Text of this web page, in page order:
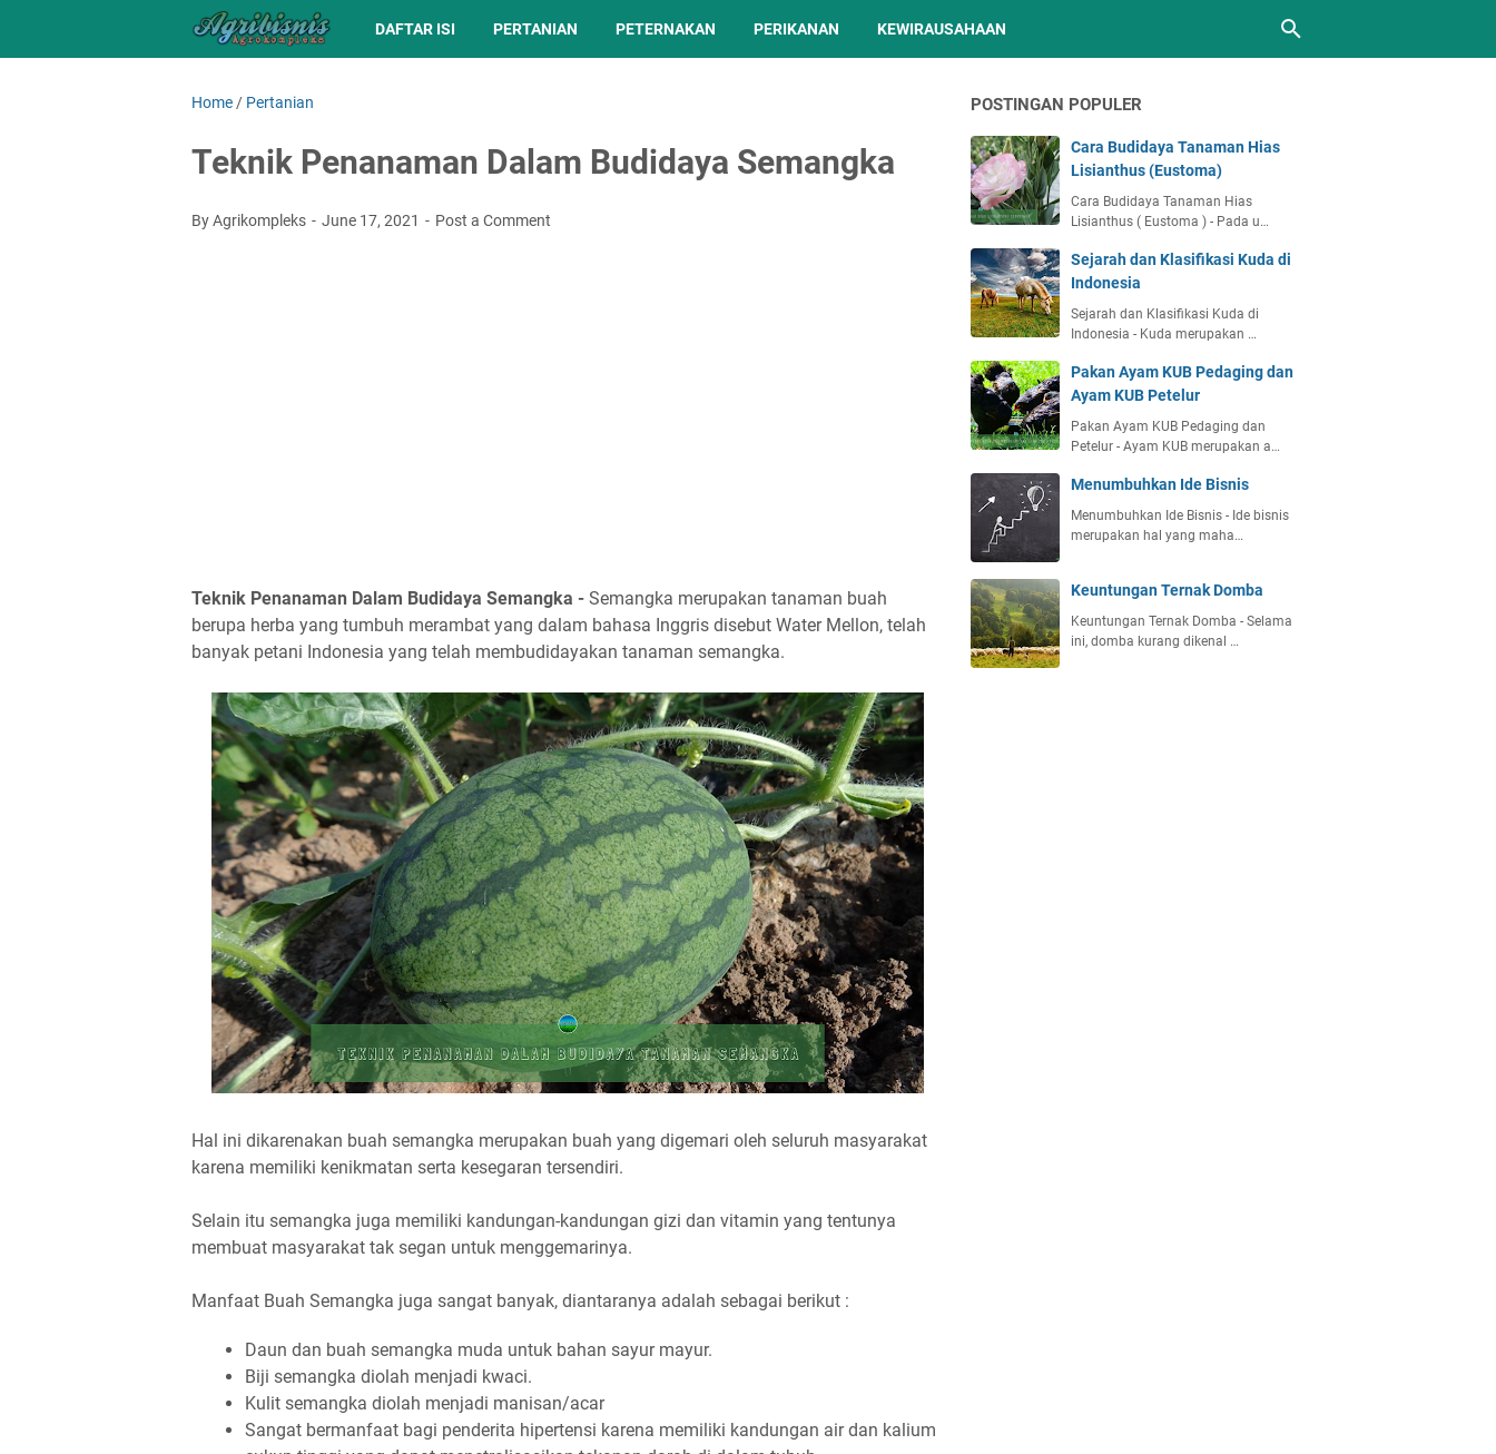
DAFTAR ISI PERTANIAN PETERNAKAN PERIKANAN KEWIRAUSAHAAN
Home / Pertanian
Teknik Penanaman Dalam Budidaya Semangka
By Agrikompleks June 17, 2021 Post a Comment
Teknik Penanaman Dalam Budidaya Semangka - Semangka merupakan tanaman buah
berupa herba yang tumbuh merambat yang dalam bahasa Inggris disebut Water Mellon, telah
banyak petani Indonesia yang telah membudidayakan tanaman semangka.
Hal ini dikarenakan buah semangka merupakan buah yang digemari oleh seluruh masyarakat
karena memiliki kenikmatan serta kesegaran tersendiri.
Selain itu semangka juga memiliki kandungan-kandungan gizi dan vitamin yang tentunya
membuat masyarakat tak segan untuk menggemarinya.
Manfaat Buah Semangka juga sangat banyak, diantaranya adalah sebagai berikut :
Daun dan buah semangka muda untuk bahan sayur mayur.
Biji semangka diolah menjadi kwaci.
Kulit semangka diolah menjadi manisan/acar
Sangat bermanfaat bagi penderita hipertensi karena memiliki kandungan air dan kalium
POSTINGAN POPULER
Cara Budidaya Tanaman Hias
Lisianthus (Eustoma)
Cara Budidaya Tanaman Hias
Lisianthus ( Eustoma ) - Pada u…
Sejarah dan Klasifikasi Kuda di
Indonesia
Sejarah dan Klasifikasi Kuda di
Indonesia - Kuda merupakan …
Pakan Ayam KUB Pedaging dan
Ayam KUB Petelur
Pakan Ayam KUB Pedaging dan
Petelur - Ayam KUB merupakan a…
Menumbuhkan Ide Bisnis
Menumbuhkan Ide Bisnis - Ide bisnis
merupakan hal yang maha…
Keuntungan Ternak Domba
Keuntungan Ternak Domba - Selama
ini, domba kurang dikenal …